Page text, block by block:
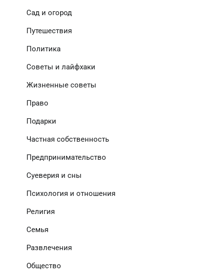
Сад и огород
Путешествия
Политика
Советы и лайфхаки
Жизненные советы
Право
Подарки
Частная собственность
Предпринимательство
Суеверия и сны
Психология и отношения
Религия
Семья
Развлечения
Общество